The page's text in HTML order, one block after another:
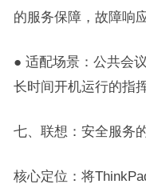
的服务保障，故障响
● 适配场景：公共会
长时间开机运行的指
七、联想：安全服务
核心定位：将